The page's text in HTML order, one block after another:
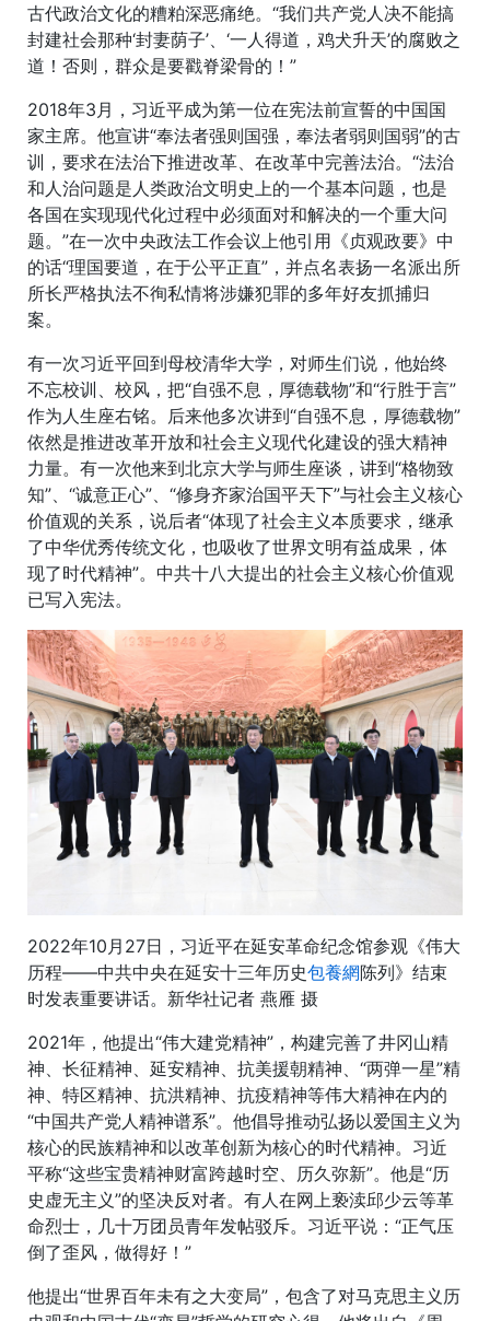
古代政治文化的糟粕深恶痛绝。“我们共产党人决不能搞
封建社会那种‘封妻荫子’、‘一人得道，鸡犬升天’的腐败之
道！否则，群众是要戳脊梁骨的！”
2018年3月，习近平成为第一位在宪法前宣誓的中国国
家主席。他宣讲“奉法者强则国强，奉法者弱则国弱”的古
训，要求在法治下推进改革、在改革中完善法治。“法治
和人治问题是人类政治文明史上的一个基本问题，也是
各国在实现现代化过程中必须面对和解决的一个重大问
题。”在一次中央政法工作会议上他引用《贞观政要》中
的话“理国要道，在于公平正直”，并点名表扬一名派出所
所长严格执法不徇私情将涉嫌犯罪的多年好友抓捕归
案。
有一次习近平回到母校清华大学，对师生们说，他始终
不忘校训、校风，把“自强不息，厚德载物”和“行胜于言”
作为人生座右铭。后来他多次讲到“自强不息，厚德载物”
依然是推进改革开放和社会主义现代化建设的强大精神
力量。有一次他来到北京大学与师生座谈，讲到“格物致
知”、“诚意正心”、“修身齐家治国平天下”与社会主义核心
价值观的关系，说后者“体现了社会主义本质要求，继承
了中华优秀传统文化，也吸收了世界文明有益成果，体
现了时代精神”。中共十八大提出的社会主义核心价值观
已写入宪法。
2022年10月27日，习近平在延安革命纪念馆参观《伟大
历程——中共中央在延安十三年历史包養網陈列》结束
时发表重要讲话。新华社记者 燕雁 摄
2021年，他提出“伟大建党精神”，构建完善了井冈山精
神、长征精神、延安精神、抗美援朝精神、“两弹一星”精
神、特区精神、抗洪精神、抗疫精神等伟大精神在内的
“中国共产党人精神谱系”。他倡导推动弘扬以爱国主义为
核心的民族精神和以改革创新为核心的时代精神。习近
平称“这些宝贵精神财富跨越时空、历久弥新”。他是“历
史虚无主义”的坚决反对者。有人在网上亵渎邱少云等革
命烈士，几十万团员青年发帖驳斥。习近平说：“正气压
倒了歪风，做得好！”
他提出“世界百年未有之大变局”，包含了对马克思主义历